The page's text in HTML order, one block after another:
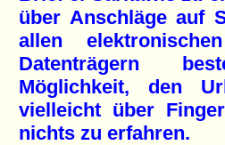
über Anschläge auf
allen
Datenträgern
Möglichkeit, den
vielleicht über
nichts zu erfahren.